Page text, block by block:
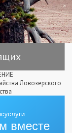
Ловозерского
вместе